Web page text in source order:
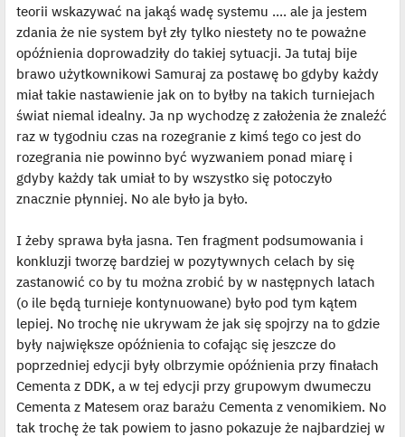
teorii wskazywać na jakąś wadę systemu .... ale ja jestem
zdania że nie system był zły tylko niestety no te poważne
opóźnienia doprowadziły do takiej sytuacji. Ja tutaj bije
brawo użytkownikowi Samuraj za postawę bo gdyby każdy
miał takie nastawienie jak on to byłby na takich turniejach
świat niemal idealny. Ja np wychodzę z założenia że znaleźć
raz w tygodniu czas na rozegranie z kimś tego co jest do
rozegrania nie powinno być wyzwaniem ponad miarę i
gdyby każdy tak umiał to by wszystko się potoczyło
znacznie płynniej. No ale było ja było.
I żeby sprawa była jasna. Ten fragment podsumowania i
konkluzji tworzę bardziej w pozytywnych celach by się
zastanowić co by tu można zrobić by w następnych latach
(o ile będą turnieje kontynuowane) było pod tym kątem
lepiej. No trochę nie ukrywam że jak się spojrzy na to gdzie
były największe opóźnienia to cofając się jeszcze do
poprzedniej edycji były olbrzymie opóźnienia przy finałach
Cementa z DDK, a w tej edycji przy grupowym dwumeczu
Cementa z Matesem oraz barażu Cementa z venomikiem. No
tak trochę że tak powiem to jasno pokazuje że najbardziej w